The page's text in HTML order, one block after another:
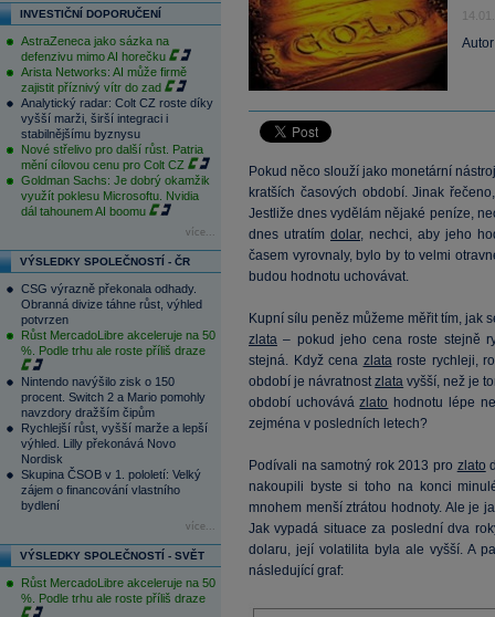
INVESTIČNÍ DOPORUČENÍ
AstraZeneca jako sázka na
defenzivu mimo AI horečku
Arista Networks: AI může firmě
zajistit příznivý vítr do zad
Analytický radar: Colt CZ roste díky
vyšší marži, širší integraci i
stabilnějšímu byznysu
Nové střelivo pro další růst. Patria
mění cílovou cenu pro Colt CZ
Goldman Sachs: Je dobrý okamžik
využít poklesu Microsoftu. Nvidia
dál tahounem AI boomu
více...
VÝSLEDKY SPOLEČNOSTÍ - ČR
CSG výrazně překonala odhady.
Obranná divize táhne růst, výhled
potvrzen
Růst MercadoLibre akceleruje na 50
%. Podle trhu ale roste příliš draze
Nintendo navýšilo zisk o 150
procent. Switch 2 a Mario pomohly
navzdory dražším čipům
Rychlejší růst, vyšší marže a lepší
výhled. Lilly překonává Novo
Nordisk
Skupina ČSOB v 1. pololetí: Velký
zájem o financování vlastního
bydlení
více...
VÝSLEDKY SPOLEČNOSTÍ - SVĚT
Růst MercadoLibre akceleruje na 50
%. Podle trhu ale roste příliš draze
Pokud něco slouží jako monetární
kratších časových období. Jinak
Jestliže dnes vydělám nějaké peníze,
dnes utratím dolar, nechci, aby jeho
časem vyrovnaly, bylo by to velmi
budou hodnotu uchovávat.
Kupní sílu peněz můžeme měřit tím, jak
zlata – pokud jeho cena roste stejně
stejná. Když cena zlataroste rychleji,
období je návratnostzlata vyšší, než je
období uchovávázlato hodnotu lépe
zejména v posledních letech?
Podívali na samotný rok 2013 pro zlato
nakoupili byste si toho na konci
mnohem menší ztrátou hodnoty. Ale je
Jak vypadá situace za poslední dva
dolaru, její volatilita byla ale vyšší. A
následující graf: